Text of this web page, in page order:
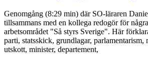
Genomgång (8:29 min) där SO-läraren
tillsammans med en kollega redogör för
arbetsområdet "Så styrs Sverige". Här
parti, statsskick, grundlagar, parlamentarism,
utskott, minister, departement,